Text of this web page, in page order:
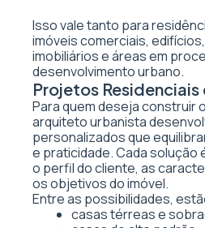
Isso vale tanto para
imóveis comerciais,
imobiliários e áreas em
desenvolvimento urbano.
Projetos Residenciais
Para quem deseja construir
arquiteto urbanista
personalizados que
e praticidade. Cada solução
o perfil do cliente, as
os objetivos do imóvel.
Entre as possibilidades,
casas térreas e